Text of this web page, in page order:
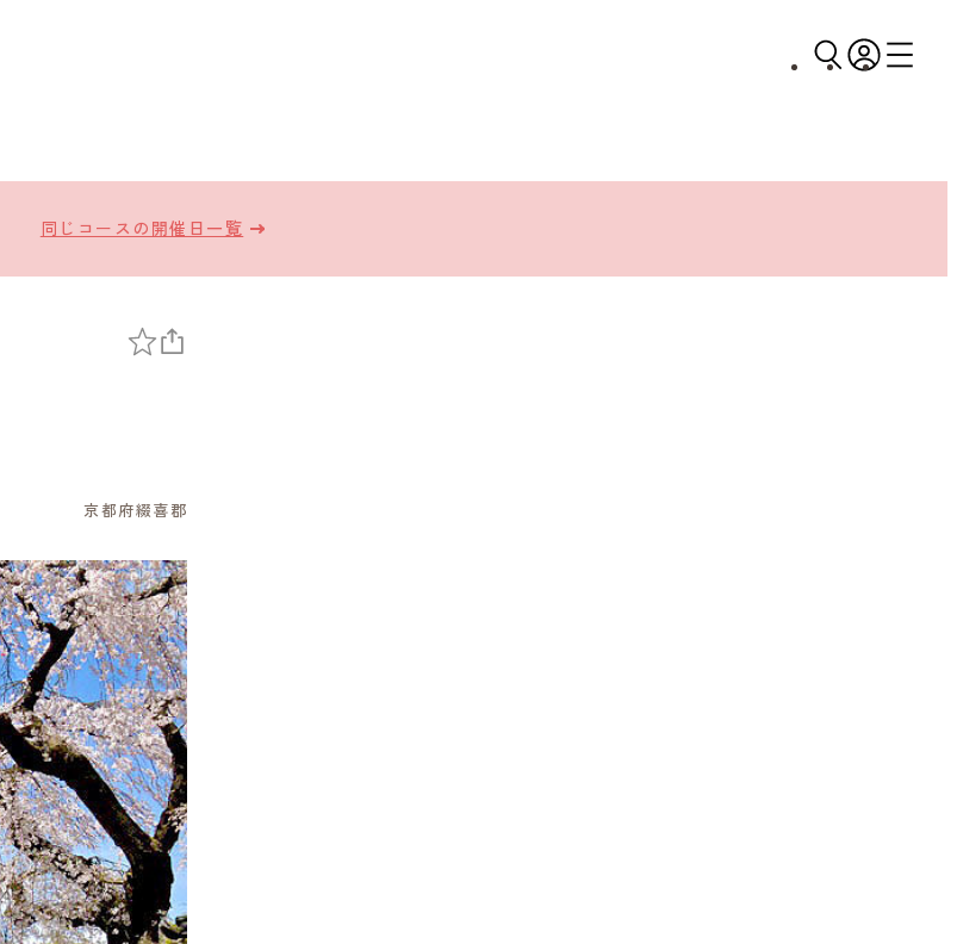
同じコースの開催日一覧
京都府綴喜郡